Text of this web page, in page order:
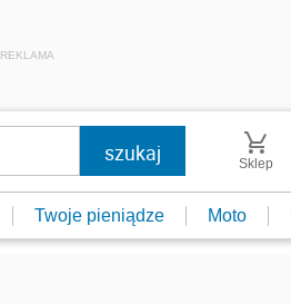
REKLAMA
Sklep
Twoje pieniądze Moto